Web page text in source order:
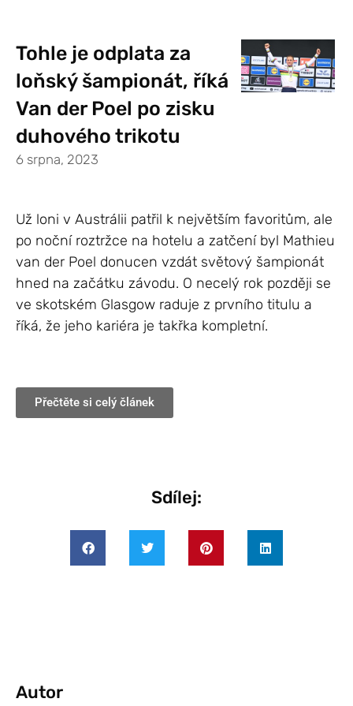
Tohle je odplata za
loňský šampionát, říká
Van der Poel po zisku
duhového trikotu
6 srpna, 2023
Už loni v Austrálii patřil k největším favoritům, ale
po noční roztržce na hotelu a zatčení byl Mathieu
van der Poel donucen vzdát světový šampionát
hned na začátku závodu. O necelý rok později se
ve skotském Glasgow raduje z prvního titulu a
říká, že jeho kariéra je takřka kompletní.
Přečtěte si celý článek
Sdílej:
Autor